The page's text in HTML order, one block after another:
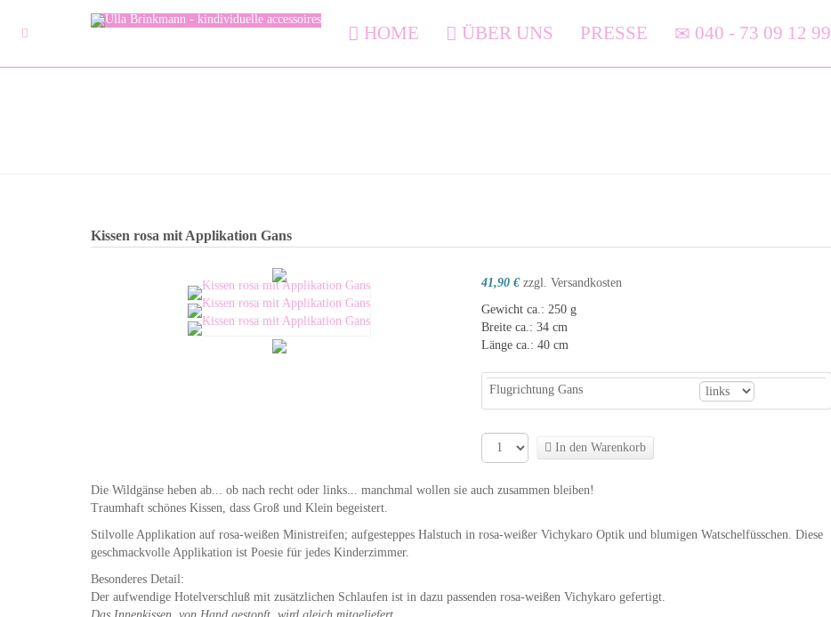
HOME ÜBER UNS PRESSE 040 - 73 09 12 99
Kissen rosa mit Applikation Gans
41,90 € zzgl. Versandkosten
Gewicht ca.: 250 g
Breite ca.: 34 cm
Länge ca.: 40 cm
Flugrichtung Gans
In den Warenkorb
Die Wildgänse heben ab... ob nach recht oder links... manchmal wollen sie auch zusammen bleiben!
Traumhaft schönes Kissen, dass Groß und Klein begeistert.
Stilvolle Applikation auf rosa-weißen Ministreifen; aufgesteppes Halstuch in rosa-weißer Vichykaro Optik und blumigen Watschelfüsschen. Diese
geschmackvolle Applikation ist Poesie für jedes Kinderzimmer.
Besonderes Detail:
Der aufwendige Hotelverschluß mit zusätzlichen Schlaufen ist in dazu passenden rosa-weißen Vichykaro gefertigt.